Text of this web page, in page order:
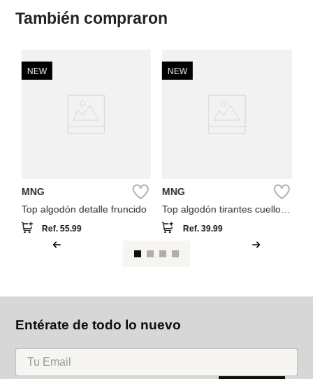
También compraron
NEW
MNG
Top algodón detalle fruncido
Ref.55.99
NEW
MNG
Top algodón tirantes cuello
pico
Ref. 39.99
Entérate de todo lo nuevo